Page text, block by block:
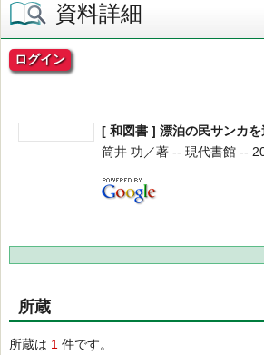
資料詳細
ログイン
[ 和図書 ] 漂泊の民サンカを
筒井 功／著 -- 現代書館 --
所蔵
所蔵は 1 件です。